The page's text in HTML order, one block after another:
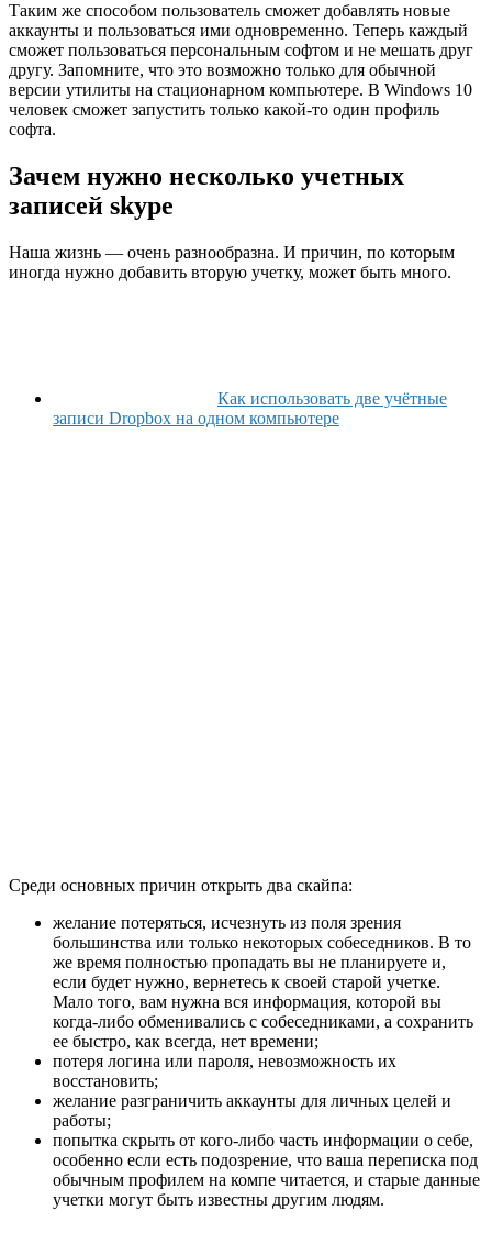
Таким же способом пользователь сможет добавлять новые
аккаунты и пользоваться ими одновременно. Теперь каждый
сможет пользоваться персональным софтом и не мешать друг
другу. Запомните, что это возможно только для обычной
версии утилиты на стационарном компьютере. В Windows 10
человек сможет запустить только какой-то один профиль
софта.
Зачем нужно несколько учетных
записей skype
Наша жизнь — очень разнообразна. И причин, по которым
иногда нужно добавить вторую учетку, может быть много.
Как использовать две учётные
записи Dropbox на одном компьютере
Среди основных причин открыть два скайпа:
желание потеряться, исчезнуть из поля зрения
большинства или только некоторых собеседников. В то
же время полностью пропадать вы не планируете и,
если будет нужно, вернетесь к своей старой учетке.
Мало того, вам нужна вся информация, которой вы
когда-либо обменивались с собеседниками, а сохранить
ее быстро, как всегда, нет времени;
потеря логина или пароля, невозможность их
восстановить;
желание разграничить аккаунты для личных целей и
работы;
попытка скрыть от кого-либо часть информации о себе,
особенно если есть подозрение, что ваша переписка под
обычным профилем на компе читается, и старые данные
учетки могут быть известны другим людям.